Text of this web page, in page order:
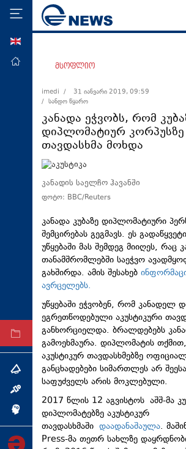
მთავარი
ეკონომიკა
მსოფლიო
ჯანდაცვა
საზოგადოება
სამართალი
რეგიონი
კულტურა
სპორტი
ტექნოლოგიები
ტაბლოიდი
არქივი
თემა
ინქვიზიცია
მსოფლიო
imedi /
31 იანვარი 2019, 09:59
/ სანდო წყარო
კანადა ეჭვობს, რომ
დიპლომატიურ კორპუსზე
თავდასხმა მოხდა
კანადის საელჩო ჰავანში
ფოტო: BBC/Reuters
კანადა კუბაზე დიპლომატიური
შემცირებას გეგმავს. ეს
უწყებაში მას შემდეგ მიიღეს, რაც
თანამშრომლებში საეჭვო
გახშირდა. ამის შესახებ
ავრცელებს.
უწყებაში ეჭვობენ, რომ კანადელ
ეგრეთწოდებული აკუსტიკური
განხორციელდა. ბრალდებებს
გამოეხმაურა. დიპლომატის
აკუსტიკურ თავდასხმებზე
განცხადებები სიმართლეს არ
საფუძველს არის მოკლებული.
2017 წლის 12 აგვისტოს აშშ-მა
დიპლომატებზე აკუსტიკურ
თავდასხმაში დაადანაშაულა.
Press-მა თეთრ სახლზე